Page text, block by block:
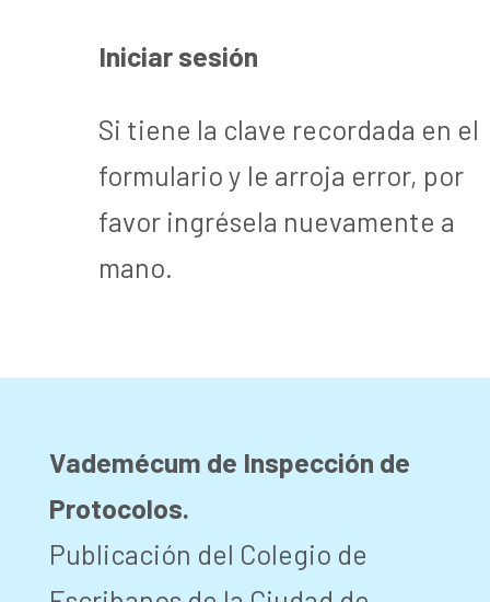
Si tiene la clave recordada en el
formulario y le arroja error, por
favor ingrésela nuevamente a
mano.
Vademécum de Inspección de
Protocolos.
Publicación del Colegio de